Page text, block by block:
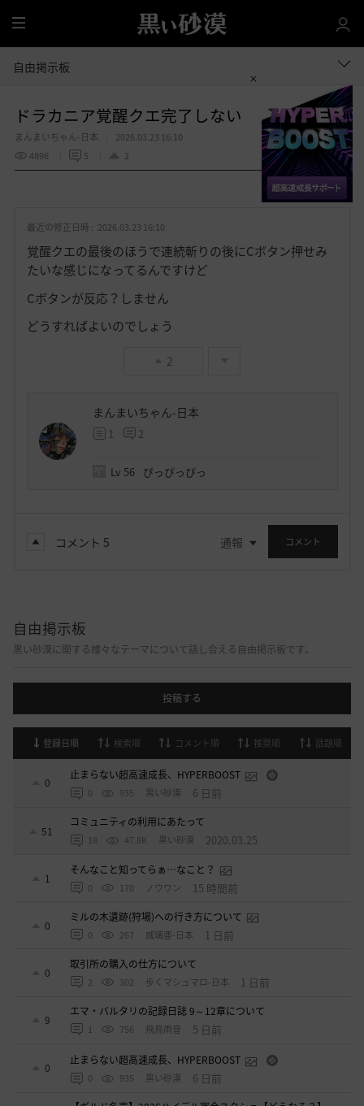
全
体
自由掲示板
ドラカニア覚醒クエ完了しない
まんまいちゃん-日本
2026.03.23 16:10
4896
5 2
お
入
共有する
最近の修正日時 : 2026.03.23 16:10
覚醒クエの最後のほうで連続斬りの後にCボタン押せみ
たいな感じになってるんですけど
Cボタンが反応？しません
どうすればよいのでしょう
2
まんまいちゃん-日本
1 2
Lv 56 ぴっぴっぴっ
コメント 5 通報 コメント
自由掲示板
黒い砂漠に関する様々なテーマについて話し合える自由掲示板です。
投稿する
登録日順 検索順 コメント順 推奨順 話題順
0
止まらない超高速成長、HYPERBOOST
0 935 黒い砂漠 6 日前
51
コミュニティの利用にあたって
18 47.8K 黒い砂漠 2020.03.25
1
そんなこと知ってらぁ…なこと？
0 170 ノウワン 15 時間前
0
ミルの木遺跡(狩場)への行き方について
0 267 威璃亜-日本 1 日前
0
取引所の購入の仕方について
2 302 歩くマシュマロ-日本 1 日前
9
エマ・バルタリの記録日誌 9～12章について
1 756 飛鳥雨音 5 日前
0
止まらない超高速成長、HYPERBOOST
0 935 黒い砂漠 6 日前